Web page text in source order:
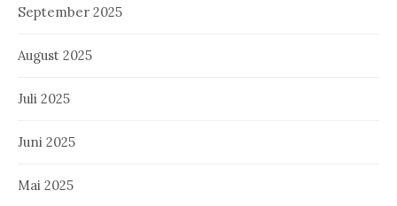
September 2025
August 2025
Juli 2025
Juni 2025
Mai 2025